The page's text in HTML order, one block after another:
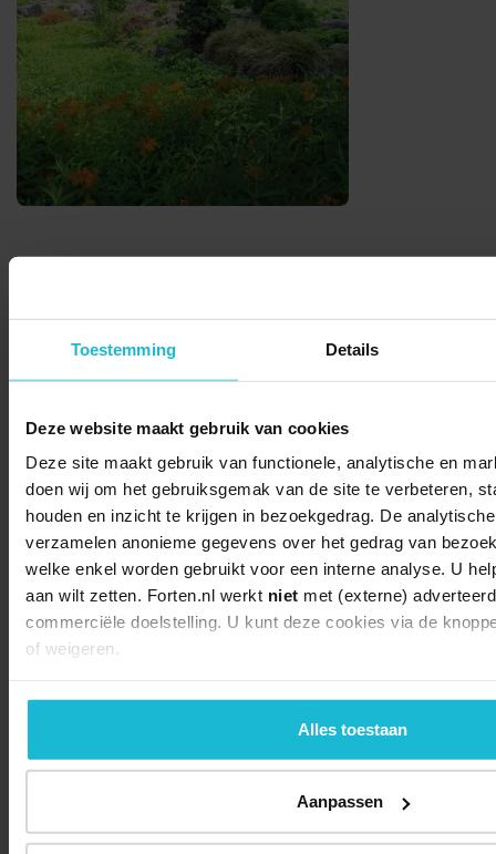
Toestemming Details
Deze website maakt gebruik van cookies
Deze site maakt gebruik van functionele, analytische en
doen wij om het gebruiksgemak van de site te verbeteren,
houden en inzicht te krijgen in bezoekgedrag. De
verzamelen anonieme gegevens over het gedrag van
welke enkel worden gebruikt voor een interne analyse. U
aan wilt zetten. Forten.nl werkt niet met (externe)
commerciële doelstelling. U kunt deze cookies via de
of weigeren.
Alles toestaan
Aanpassen
Forten.nl wordt ondersteund door de